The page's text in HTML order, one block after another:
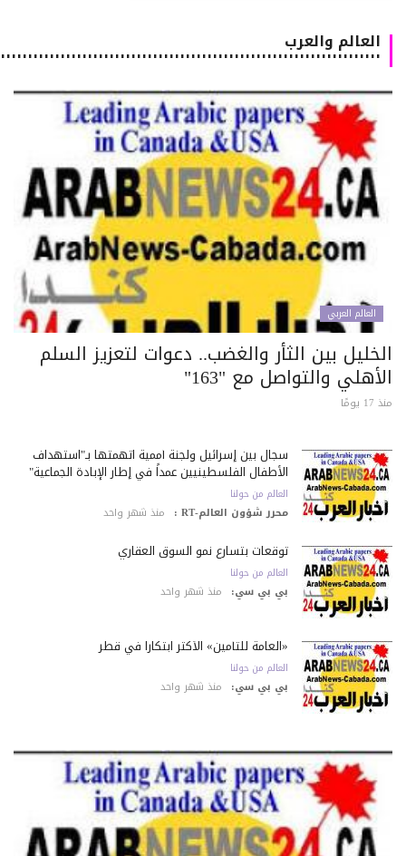
العالم والعرب
٠٠٠٠٠٠٠٠٠٠٠٠٠٠٠٠٠٠٠٠٠٠٠٠٠٠٠٠٠٠٠٠٠٠٠٠٠٠٠٠٠٠٠٠٠٠٠٠٠٠٠٠٠٠٠٠٠٠٠٠٠٠٠٠٠٠٠٠٠٠٠
العالم العربي
بين الثأر والغضب.. دعوات لتعزيز السلم
والتواصل مع "163"
سجال بين إسرائيل ولجنة أممية اتهمتها بـ"استهداف
الأطفال الفلسطينيين عمداً في إطار الإبادة الجماعية"
العالم من حولنا
محرر شؤون العالم-RT : منذ شهر واحد
توقعات بتسارع نمو السوق العقاري
العالم من حولنا
بي بي سي: منذ شهر واحد
«العامة للتأمين» الأكثر ابتكاراً في قطر
العالم من حولنا
بي بي سي: منذ شهر واحد